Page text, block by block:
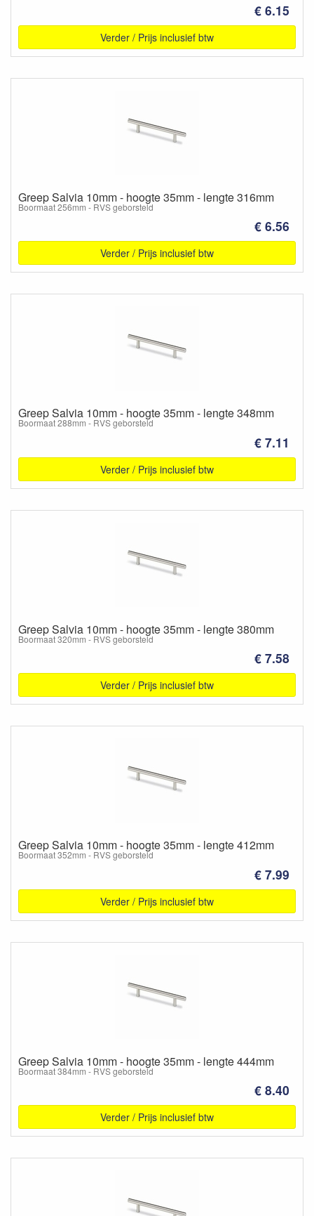
€ 6.15
Verder / Prijs inclusief btw
Greep Salvia 10mm - hoogte 35mm - lengte 316mm
Boormaat 256mm - RVS geborsteld
€ 6.56
Verder / Prijs inclusief btw
Greep Salvia 10mm - hoogte 35mm - lengte 348mm
Boormaat 288mm - RVS geborsteld
€ 7.11
Verder / Prijs inclusief btw
Greep Salvia 10mm - hoogte 35mm - lengte 380mm
Boormaat 320mm - RVS geborsteld
€ 7.58
Verder / Prijs inclusief btw
Greep Salvia 10mm - hoogte 35mm - lengte 412mm
Boormaat 352mm - RVS geborsteld
€ 7.99
Verder / Prijs inclusief btw
Greep Salvia 10mm - hoogte 35mm - lengte 444mm
Boormaat 384mm - RVS geborsteld
€ 8.40
Verder / Prijs inclusief btw